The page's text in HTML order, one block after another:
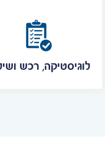
לוגיסטיקה, רכש